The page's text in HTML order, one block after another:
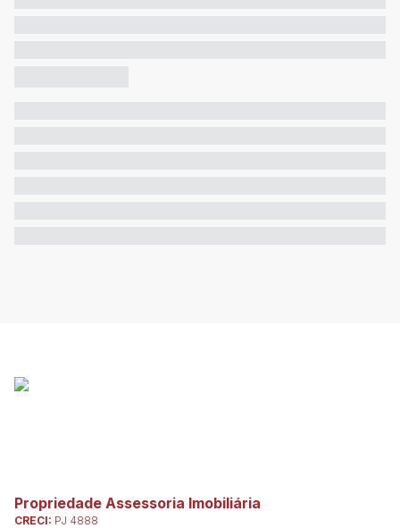
Propriedade Assessoria Imobiliária
CRECI: PJ 4888